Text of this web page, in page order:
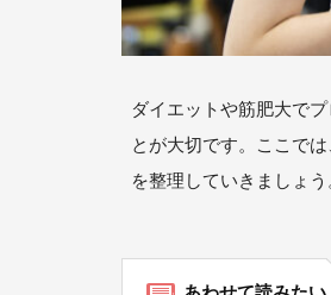
ダイエットや筋肥大で
とが大切です。ここで
を整理していきましょう